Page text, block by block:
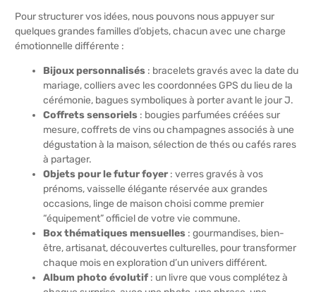
Pour structurer vos idées, nous pouvons nous appuyer sur
quelques grandes familles d’objets, chacun avec une charge
émotionnelle différente :
Bijoux personnalisés : bracelets gravés avec la date du
mariage, colliers avec les coordonnées GPS du lieu de la
cérémonie, bagues symboliques à porter avant le jour J.
Coffrets sensoriels : bougies parfumées créées sur
mesure, coffrets de vins ou champagnes associés à une
dégustation à la maison, sélection de thés ou cafés rares
à partager.
Objets pour le futur foyer: verres gravés à vos
prénoms, vaisselle élégante réservée aux grandes
occasions, linge de maison choisi comme premier
“équipement” officiel de votre vie commune.
Box thématiques mensuelles : gourmandises, bien-
être, artisanat, découvertes culturelles, pour transformer
chaque mois en exploration d’un univers différent.
Album photo évolutif : un livre que vous complétez à